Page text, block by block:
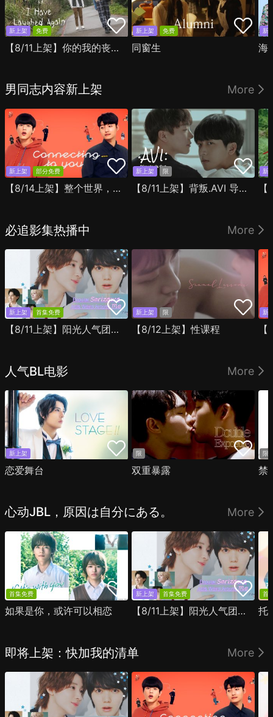
新上架 免费
【8/11上架】你的我的丧尸时光
新上架 免费
同窗生
新
海
男同志内容新上架 More
新上架 部分免费
【8/14上架】整个世界，只有你连上了我
新上架 限
【8/11上架】背叛.AVI 导演剪辑版
新
必追影集热播中 More
新上架 首集免费
【8/11上架】阳光人气团中的芹泽，在我面前却有点不对劲
新上架 限
【8/12上架】性课程
新
人气BL电影 More
新上架
恋爱舞台
限
双重暴露
限
禁
心动JBL，原因は自分にある。 More
首集免费
如果是你，或许可以相恋
新上架 首集免费
【8/11上架】阳光人气团中的芹泽，在我面前却有点不对劲
首
托
即将上架：快加我的清单 More